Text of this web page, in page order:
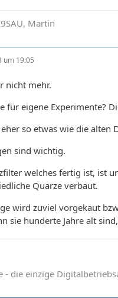
Martin
um 19:05
nicht mehr.
für eigene Experimente?
so etwas wie die alten
sind wichtig.
welches fertig ist, ist
Quarze verbaut.
wird zuviel vorgekaut
sie hunderte Jahre alt
- die einzige